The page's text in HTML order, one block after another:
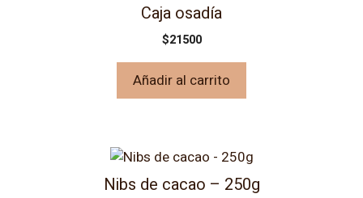
Caja osadía
$21500
Añadir al carrito
Nibs de cacao – 250g